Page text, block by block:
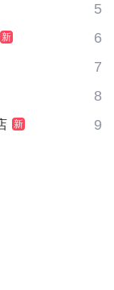
5
新 6
7
8
新 9